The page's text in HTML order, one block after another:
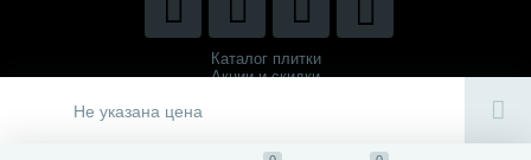
Не указана цена
Каталог плитки
Акции и скидки